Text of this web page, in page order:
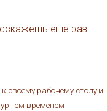
еще раз.
своему рабочему столу и
тем временем